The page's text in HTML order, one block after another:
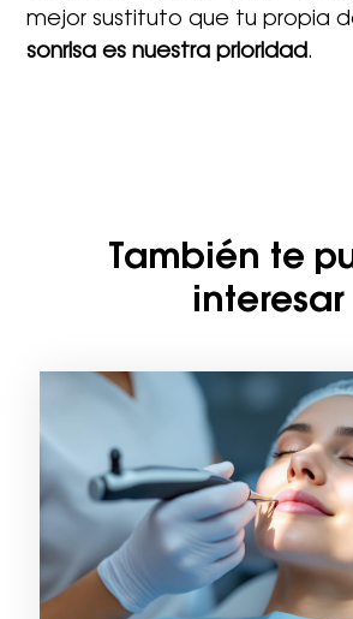
mejor sustituto que tu propia
sonrisa es nuestra prioridad.
También te
interesar